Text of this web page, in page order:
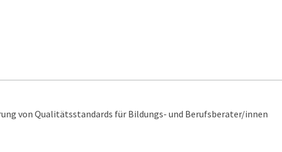
von Qualitätsstandards für Bildungs- und Berufsberater/innen